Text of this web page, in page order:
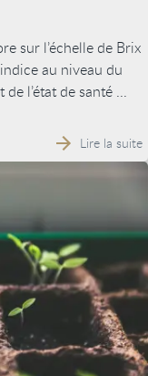
sur l’échelle de Brix
au niveau du
l’état de santé ...
Lire la suite